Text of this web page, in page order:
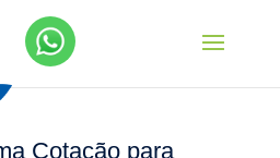
Cotação para